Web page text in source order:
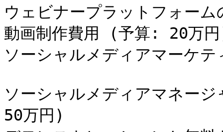
ウェビナープラットフォー
動画制作費用 (予算: 20万
ソーシャルメディアマーケテ
ソーシャルメディアマネー
50万円)